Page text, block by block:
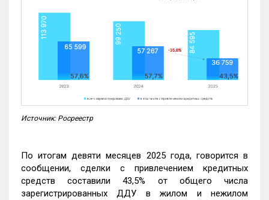
Источник: Росреестр
По итогам девяти месяцев 2025 года, говорится в
сообщении, сделки с привлечением кредитных
средств составили 43,5% от общего числа
зарегистрированных ДДУ в жилом и нежилом